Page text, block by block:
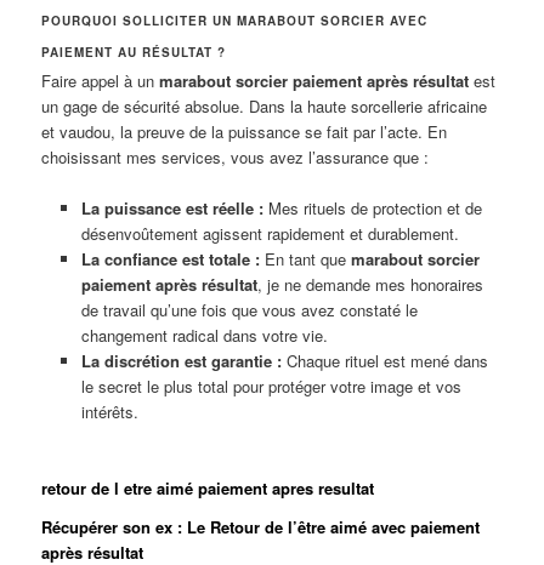
POURQUOI SOLLICITER UN MARABOUT SORCIER AVEC
PAIEMENT AU RÉSULTAT ?
Faire appel à unmarabout sorcier paiement après résultat est
un gage de sécurité absolue. Dans la haute sorcellerie africaine
et vaudou, la preuve de la puissance se fait par l’acte. En
choisissant mes services, vous avez l’assurance que :
La puissance est réelle :Mes rituels de protection et de
désenvoûtement agissent rapidement et durablement.
La confiance est totale :En tant que marabout sorcier
paiement après résultat, je ne demande mes honoraires
de travail qu’une fois que vous avez constaté le
changement radical dans votre vie.
La discrétion est garantie :Chaque rituel est mené dans
le secret le plus total pour protéger votre image et vos
intérêts.
retour de l etre aimé paiement apres resultat
Récupérer son ex : Le Retour de l’être aimé avec paiement
après résultat